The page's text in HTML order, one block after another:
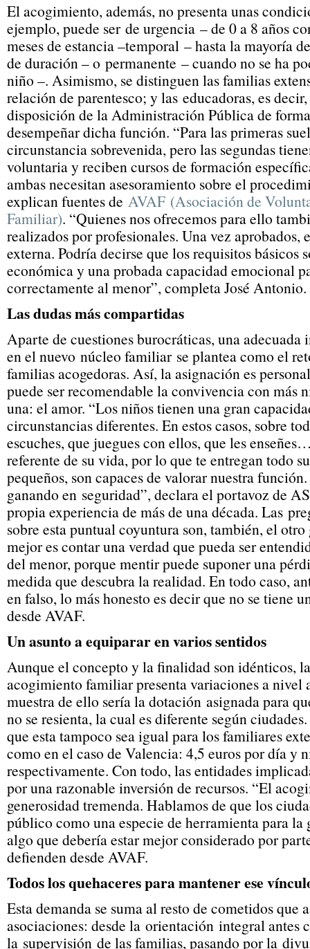
El acogimiento, además, no presenta unas
ejemplo, puede ser de urgencia – de 0 a 8 años
meses de estancia –temporal – hasta la mayoría
de duración – o permanente – cuando no se ha
niño –. Asimismo, se distinguen las familias
relación de parentesco; y las educadoras, es
disposición de la Administración Pública de
desempeñar dicha función. “Para las primeras
circunstancia sobrevenida, pero las segundas
voluntaria y reciben cursos de formación
ambas necesitan asesoramiento sobre el
explican fuentes de AVAF (Asociación de
Familiar). “Quienes nos ofrecemos para ello
realizados por profesionales. Una vez aprobados,
externa. Podría decirse que los requisitos básicos
económica y una probada capacidad emocional
correctamente al menor”, completa José Antonio.
Las dudas más compartidas
Aparte de cuestiones burocráticas, una
en el nuevo núcleo familiar se plantea como el
familias acogedoras. Así, la asignación es
puede ser recomendable la convivencia con más
una: el amor. “Los niños tienen una gran
circunstancias diferentes. En estos casos, sobre
escuches, que juegues con ellos, que les
referente de su vida, por lo que te entregan todo
pequeños, son capaces de valorar nuestra
ganando en seguridad”, declara el portavoz de
propia experiencia de más de una década. Las
sobre esta puntual coyuntura son, también, el
mejor es contar una verdad que pueda ser
del menor, porque mentir puede suponer una
medida que descubra la realidad. En todo caso,
en falso, lo más honesto es decir que no se tiene
desde AVAF.
Un asunto a equiparar en varios sentidos
Aunque el concepto y la finalidad son idénticos,
acogimiento familiar presenta variaciones a nivel
muestra de ello sería la dotación asignada para
no se resienta, la cual es diferente según
que esta tampoco sea igual para los familiares
como en el caso de Valencia: 4,5 euros por día y
respectivamente. Con todo, las entidades
por una razonable inversión de recursos. “El
generosidad tremenda. Hablamos de que los
público como una especie de herramienta para la
algo que debería estar mejor considerado por
defienden desde AVAF.
Todos los quehaceres para mantener ese
Esta demanda se suma al resto de cometidos que
asociaciones: desde la orientación integral antes
la supervisión de las familias, pasando por la